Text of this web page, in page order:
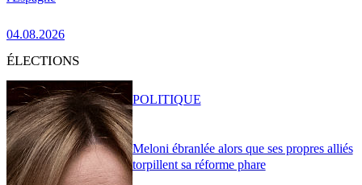
04.08.2026
ÉLECTIONS
Meloni ébranlée alors que ses propres alliés
torpillent sa réforme phare
POLITIQUE